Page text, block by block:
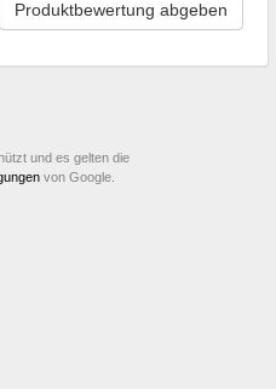
Produktbewertung abgeben
und es gelten die
von Google.